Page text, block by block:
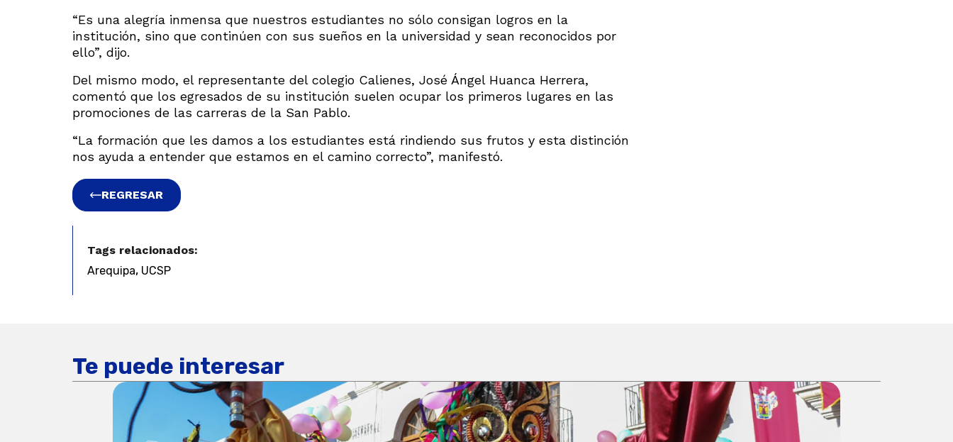
“Es una alegría inmensa que nuestros estudiantes no sólo consigan logros en la
institución, sino que continúen con sus sueños en la universidad y sean reconocidos por
ello”, dijo.
Del mismo modo, el representante del colegio Calienes, José Ángel Huanca Herrera,
comentó que los egresados de su institución suelen ocupar los primeros lugares en las
promociones de las carreras de la San Pablo.
“La formación que les damos a los estudiantes está rindiendo sus frutos y esta distinción
nos ayuda a entender que estamos en el camino correcto”, manifestó.
REGRESAR
Tags relacionados:
Arequipa, UCSP
Te puede interesar